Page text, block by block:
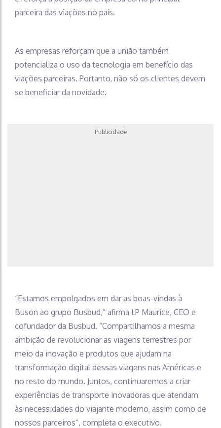
parceira das viações no país.
As empresas reforçam que a união também
potencializa o uso da tecnologia em benefício das
viações parceiras. Portanto, não só os clientes devem
se beneficiar da novidade.
Publicidade
“Estamos empolgados em dar as boas-vindas à
Buson ao grupo Busbud,” afirma LP Maurice, CEO e
cofundador da Busbud. “Compartilhamos a mesma
ambição de revolucionar as viagens terrestres por
meio da inovação e produtos que ajudam na
transformação digital dessas viagens nas Américas e
no resto do mundo. Juntos, continuaremos a criar
experiências de transporte inovadoras que atendam
às necessidades do viajante moderno, assim como de
nossos parceiros”, completa o executivo.